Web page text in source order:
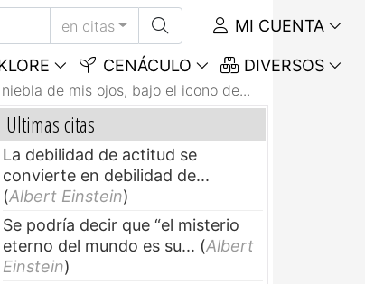
en citas MI CUENTA
CENÁCULO DIVERSOS
de mis ojos, bajo el icono de...
Ultimas citas
La debilidad de actitud se
convierte en debilidad de...
(Albert Einstein)
Se podría decir que “el misterio
eterno del mundo es su... (Albert
Einstein)